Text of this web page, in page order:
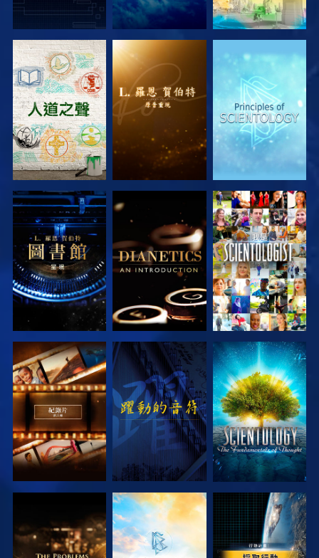
探索系列節目 探索系列節目 探索系列節目
探索系列節目 探索系列節目 觀看
探索系列節目 觀看 探索系列節目
探索系列節目 探索系列節目 觀看